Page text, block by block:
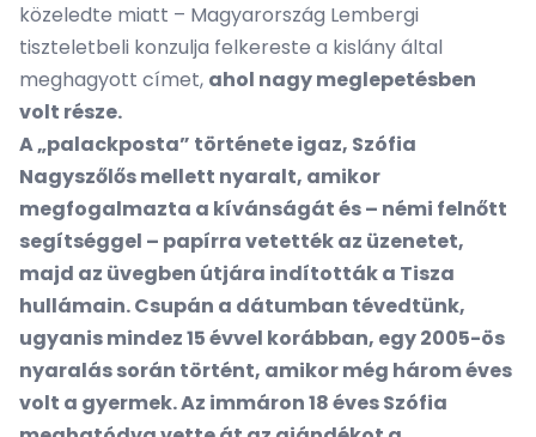
közeledte miatt – Magyarország Lembergi
tiszteletbeli konzulja felkereste a kislány által
meghagyott címet, ahol nagy meglepetésben
volt része.
A „palackposta” története igaz, Szófia
Nagyszőlős mellett nyaralt, amikor
megfogalmazta a kívánságát és – némi felnőtt
segítséggel – papírra vetették az üzenetet,
majd az üvegben útjára indították a Tisza
hullámain. Csupán a dátumban tévedtünk,
ugyanis mindez 15 évvel korábban, egy 2005-ös
nyaralás során történt, amikor még három éves
volt a gyermek. Az immáron 18 éves Szófia